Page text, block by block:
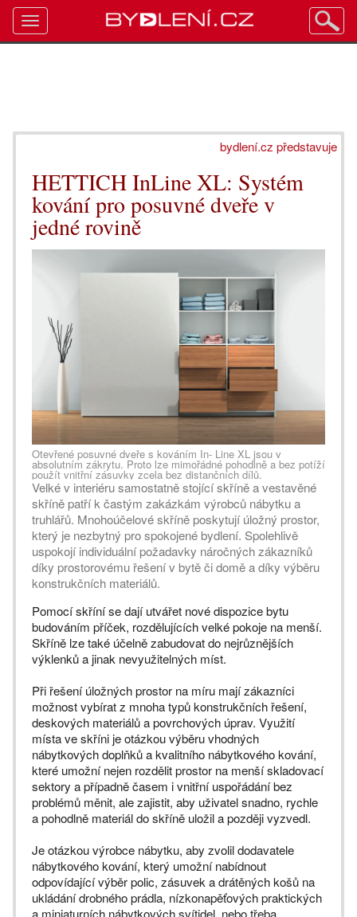
bydlení.cz představuje
HETTICH InLine XL: Systém
kování pro posuvné dveře v
jedné rovině
Otevřené posuvné dveře s kováním In- Line XL jsou v
absolutním zákrytu. Proto lze mimořádné pohodlně a bez potíží
použít vnitřní zásuvky zcela bez distančních dílů.
Velké v interiéru samostatně stojící skříně a vestavěné
skříně patří k častým zakázkám výrobců nábytku a
truhlářů. Mnohoúčelové skříně poskytují úložný prostor,
který je nezbytný pro spokojené bydlení. Spolehlivě
uspokojí individuální požadavky náročných zákazníků
díky prostorovému řešení v bytě či domě a díky výběru
konstrukčních materiálů.
Pomocí skříní se dají utvářet nové dispozice bytu
budováním příček, rozdělujících velké pokoje na menší.
Skříně lze také účelně zabudovat do nejrůznějších
výklenků a jinak nevyužitelných míst.
Při řešení úložných prostor na míru mají zákazníci
možnost vybírat z mnoha typů konstrukčních řešení,
deskových materiálů a povrchových úprav. Využití
místa ve skříni je otázkou výběru vhodných
nábytkových doplňků a kvalitního nábytkového kování,
které umožní nejen rozdělit prostor na menší skladovací
sektory a případně časem i vnitřní uspořádání bez
problémů měnit, ale zajistit, aby uživatel snadno, rychle
a pohodlně materiál do skříně uložil a později vyzvedl.
Je otázkou výrobce nábytku, aby zvolil dodavatele
nábytkového kování, který umožní nabídnout
odpovídající výběr polic, zásuvek a drátěných košů na
ukládání drobného prádla, nízkonapěťových praktických
a miniaturních nábytkových svítidel, nebo třeba
Toggle
navigation